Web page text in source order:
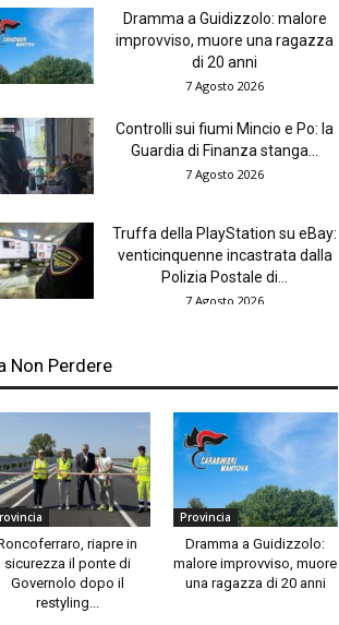
Dramma a Guidizzolo: malore
improvviso, muore una ragazza
di 20 anni
7 Agosto 2026
Controlli sui fiumi Mincio e Po: la
Guardia di Finanza stanga...
7 Agosto 2026
Truffa della PlayStation su eBay:
venticinquenne incastrata dalla
Polizia Postale di...
7 Agosto 2026
Non Perdere
riapre in
sicurezza il ponte di
Governolo dopo il
restyling...
Provincia
Dramma a Guidizzolo:
malore improvviso, muore
una ragazza di 20 anni